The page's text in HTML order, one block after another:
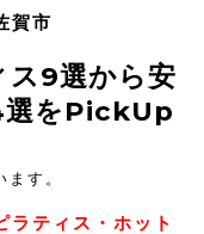
賀市
ス9選から安
選をPickUp
す。
ラティス・ホット